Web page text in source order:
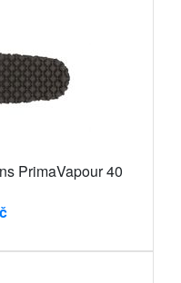
PrimaVapour 40